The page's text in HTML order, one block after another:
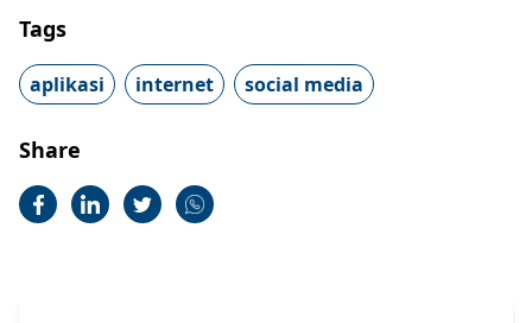
Tags
aplikasi internet social media
Share